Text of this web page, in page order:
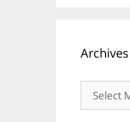
Archives
Archives